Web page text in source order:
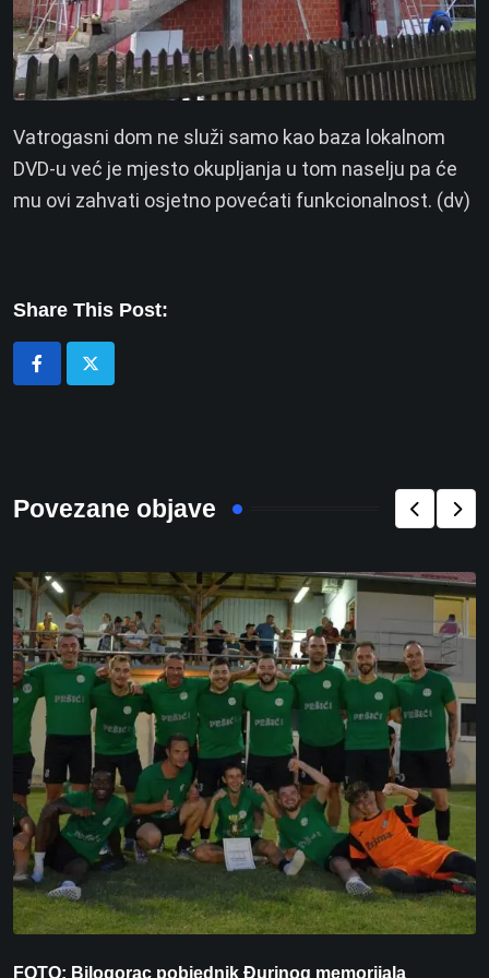
Vatrogasni dom ne služi samo kao baza lokalnom
DVD-u već je mjesto okupljanja u tom naselju pa će
mu ovi zahvati osjetno povećati funkcionalnost. (dv)
Share This Post:
Povezane objave
FOTO: Bilogorac pobjednik Đurinog memorijala